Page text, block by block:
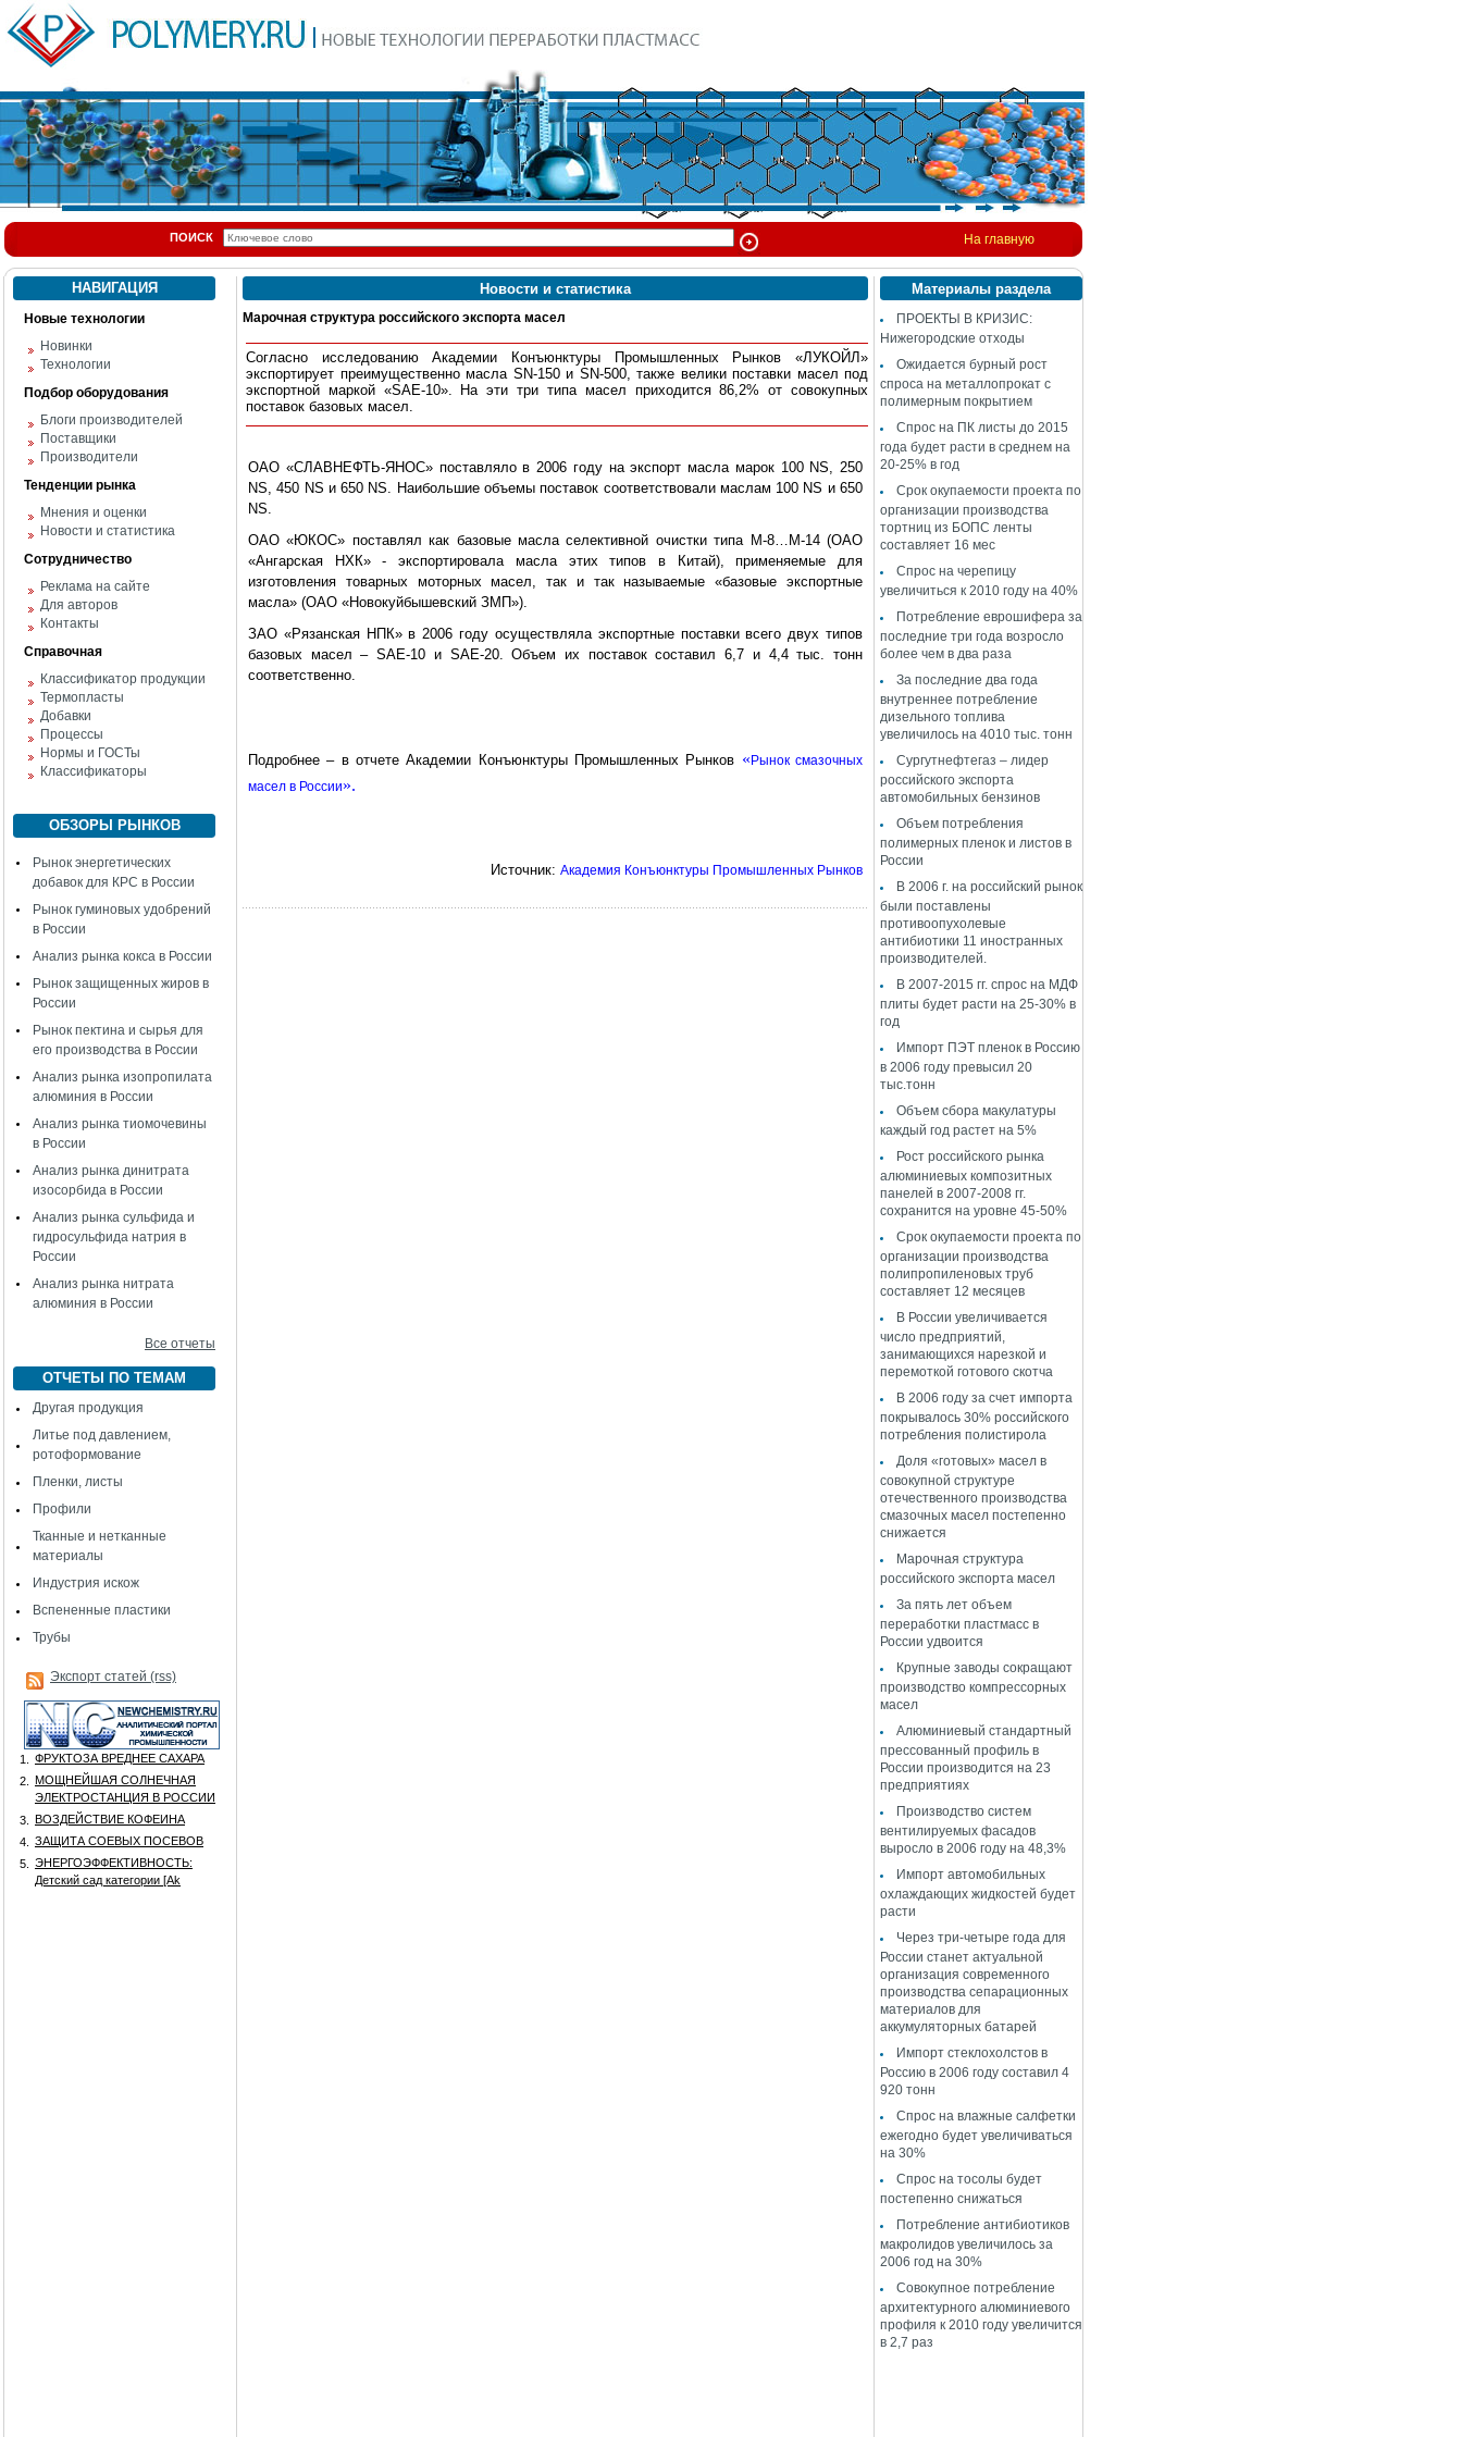
ПОИСК На главную
НАВИГАЦИЯ
Новые технологии
Новинки
Технологии
Подбор оборудования
Блоги производителей
Поставщики
Производители
Тенденции рынка
Мнения и оценки
Новости и статистика
Сотрудничество
Реклама на сайте
Для авторов
Контакты
Справочная
Классификатор продукции
Термопласты
Добавки
Процессы
Нормы и ГОСТы
Классификаторы
ОБЗОРЫ РЫНКОВ
Рынок энергетических
добавок для КРС в России
Рынок гуминовых удобрений
в России
Анализ рынка кокса в России
Рынок защищенных жиров в
России
Рынок пектина и сырья для
его производства в России
Анализ рынка изопропилата
алюминия в России
Анализ рынка тиомочевины
в России
Анализ рынка динитрата
изосорбида в России
Анализ рынка сульфида и
гидросульфида натрия в
России
Анализ рынка нитрата
алюминия в России
Все отчеты
ОТЧЕТЫ ПО ТЕМАМ
Другая продукция
Литье под давлением,
ротоформование
Пленки, листы
Профили
Тканные и нетканные
материалы
Индустрия искож
Вспененные пластики
Трубы
Экспорт статей (rss)
1.
ФРУКТОЗА ВРЕДНЕЕ САХАРА
2.
МОЩНЕЙШАЯ СОЛНЕЧНАЯ
ЭЛЕКТРОСТАНЦИЯ В РОССИИ
3.
ВОЗДЕЙСТВИЕ КОФЕИНА
4.
ЗАЩИТА СОЕВЫХ ПОСЕВОВ
5.
ЭНЕРГОЭФФЕКТИВНОСТЬ:
Детский сад категории [Аk
Новости и статистика
Марочная структура российского экспорта масел
Согласно исследованию Академии Конъюнктуры Промышленных Рынков «ЛУКОЙЛ»
экспортирует преимущественно масла SN-150 и SN-500, также велики поставки масел под
экспортной маркой «SAE-10». На эти три типа масел приходится 86,2% от совокупных
поставок базовых масел.
ОАО «СЛАВНЕФТЬ-ЯНОС» поставляло в 2006 году на экспорт масла марок 100 NS, 250
NS, 450 NS и 650 NS. Наибольшие объемы поставок соответствовали маслам 100 NS и 650
NS.
ОАО «ЮКОС» поставлял как базовые масла селективной очистки типа М-8…М-14 (ОАО
«Ангарская НХК» - экспортировала масла этих типов в Китай), применяемые для
изготовления товарных моторных масел, так и так называемые «базовые экспортные
масла» (ОАО «Новокуйбышевский ЗМП»).
ЗАО «Рязанская НПК» в 2006 году осуществляла экспортные поставки всего двух типов
базовых масел – SAE-10 и SAE-20. Объем их поставок составил 6,7 и 4,4 тыс. тонн
соответственно.
Подробнее – в отчете Академии Конъюнктуры Промышленных Рынков « Рынок смазочных
масел в России».
Источник: Академия Конъюнктуры Промышленных Рынков
Материалы раздела
ПРОЕКТЫ В КРИЗИС:
Нижегородские отходы
Ожидается бурный рост
спроса на металлопрокат с
полимерным покрытием
Спрос на ПК листы до 2015
года будет расти в среднем на
20-25% в год
Срок окупаемости проекта по
организации производства
тортниц из БОПС ленты
составляет 16 мес
Спрос на черепицу
увеличиться к 2010 году на 40%
Потребление еврошифера за
последние три года возросло
более чем в два раза
За последние два года
внутреннее потребление
дизельного топлива
увеличилось на 4010 тыс. тонн
Сургутнефтегаз – лидер
российского экспорта
автомобильных бензинов
Объем потребления
полимерных пленок и листов в
России
В 2006 г. на российский рынок
были поставлены
противоопухолевые
антибиотики 11 иностранных
производителей.
В 2007-2015 гг. спрос на МДФ
плиты будет расти на 25-30% в
год
Импорт ПЭТ пленок в Россию
в 2006 году превысил 20
тыс.тонн
Объем сбора макулатуры
каждый год растет на 5%
Рост российского рынка
алюминиевых композитных
панелей в 2007-2008 гг.
сохранится на уровне 45-50%
Срок окупаемости проекта по
организации производства
полипропиленовых труб
составляет 12 месяцев
В России увеличивается
число предприятий,
занимающихся нарезкой и
перемоткой готового скотча
В 2006 году за счет импорта
покрывалось 30% российского
потребления полистирола
Доля «готовых» масел в
совокупной структуре
отечественного производства
смазочных масел постепенно
снижается
Марочная структура
российского экспорта масел
За пять лет объем
переработки пластмасс в
России удвоится
Крупные заводы сокращают
производство компрессорных
масел
Алюминиевый стандартный
прессованный профиль в
России производится на 23
предприятиях
Производство систем
вентилируемых фасадов
выросло в 2006 году на 48,3%
Импорт автомобильных
охлаждающих жидкостей будет
расти
Через три-четыре года для
России станет актуальной
организация современного
производства сепарационных
материалов для
аккумуляторных батарей
Импорт стеклохолстов в
Россию в 2006 году составил 4
920 тонн
Спрос на влажные салфетки
ежегодно будет увеличиваться
на 30%
Спрос на тосолы будет
постепенно снижаться
Потребление антибиотиков
макролидов увеличилось за
2006 год на 30%
Совокупное потребление
архитектурного алюминиевого
профиля к 2010 году увеличится
в 2,7 раз